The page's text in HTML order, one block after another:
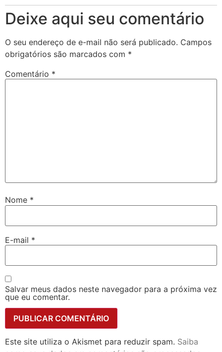
Deixe aqui seu comentário
O seu endereço de e-mail não será publicado. Campos
obrigatórios são marcados com *
Comentário *
Nome *
E-mail *
Salvar meus dados neste navegador para a próxima vez
que eu comentar.
Este site utiliza o Akismet para reduzir spam. Saiba